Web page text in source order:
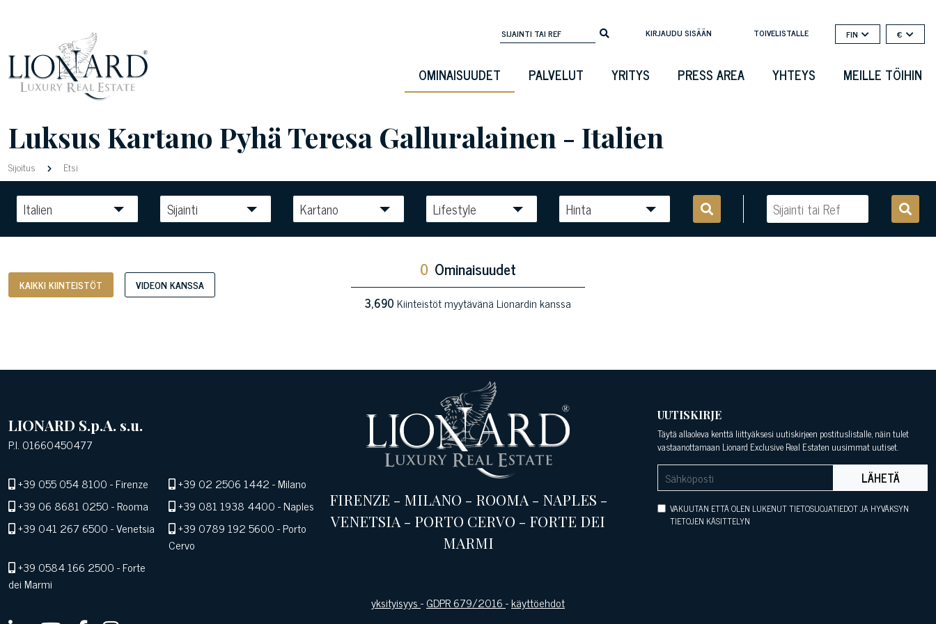
KIRJAUDU SISÄÄN TOIVELISTALLE FIN €
OMINAISUUDET PALVELUT YRITYS PRESS AREA YHTEYS MEILLE TÖIHIN
Luksus Kartano Pyhä Teresa Galluralainen - Italien
Sijoitus Etsi
Italien Sijainti Kartano Lifestyle Hinta
KAIKKI KIINTEISTÖT VIDEON KANSSA
0 Ominaisuudet
3,690Kiinteistöt myytävänä Lionardin kanssa
LIONARD S.p.A. s.u.
P.I. 01660450477
+39 055 054 8100- Firenze +39 02 2506 1442- Milano
+39 06 8681 0250- Rooma +39 081 1938 4400- Naples
+39 041 267 6500- Venetsia +39 0789 192 5600- Porto
Cervo
+39 0584 166 2500- Forte
dei Marmi
FIRENZE - MILANO - ROOMA - NAPLES -
VENETSIA - PORTO CERVO - FORTE DEI
MARMI
yksityisyys-GDPR 679/2016-käyttöehdot
UUTISKIRJE
Täytä allaoleva kenttä liittyäksesi uutiskirjeen postituslistalle, näin tulet
vastaanottamaan Lionard Exclusive Real Estaten uusimmat uutiset.
LÄHETÄ
VAKUUTAN ETTÄ OLEN LUKENUT TIETOSUOJATIEDOT JA HYVÄKSYN
TIETOJEN KÄSITTELYN